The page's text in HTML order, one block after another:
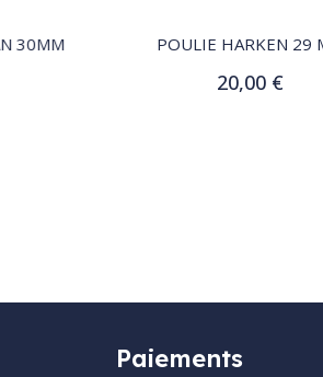
POULIE HARKEN 29 MM
20,00 €
Ajouter au panier
Paiements